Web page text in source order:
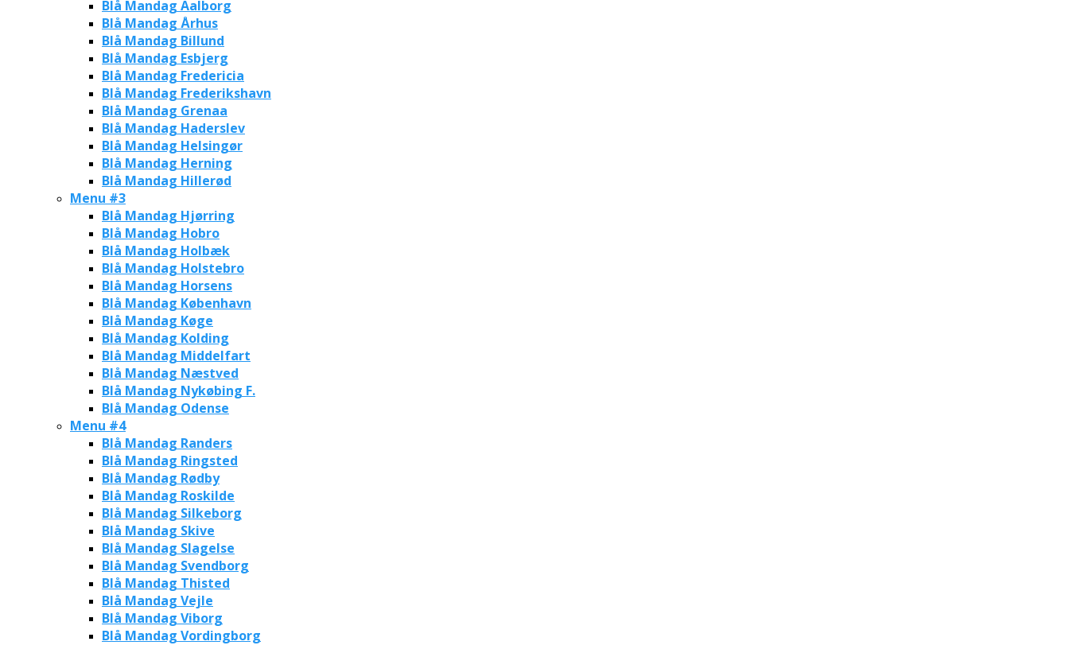
Blå Mandag Aalborg
Blå Mandag Århus
Blå Mandag Billund
Blå Mandag Esbjerg
Blå Mandag Fredericia
Blå Mandag Frederikshavn
Blå Mandag Grenaa
Blå Mandag Haderslev
Blå Mandag Helsingør
Blå Mandag Herning
Blå Mandag Hillerød
Menu #3
Blå Mandag Hjørring
Blå Mandag Hobro
Blå Mandag Holbæk
Blå Mandag Holstebro
Blå Mandag Horsens
Blå Mandag København
Blå Mandag Køge
Blå Mandag Kolding
Blå Mandag Middelfart
Blå Mandag Næstved
Blå Mandag Nykøbing F.
Blå Mandag Odense
Menu #4
Blå Mandag Randers
Blå Mandag Ringsted
Blå Mandag Rødby
Blå Mandag Roskilde
Blå Mandag Silkeborg
Blå Mandag Skive
Blå Mandag Slagelse
Blå Mandag Svendborg
Blå Mandag Thisted
Blå Mandag Vejle
Blå Mandag Viborg
Blå Mandag Vordingborg